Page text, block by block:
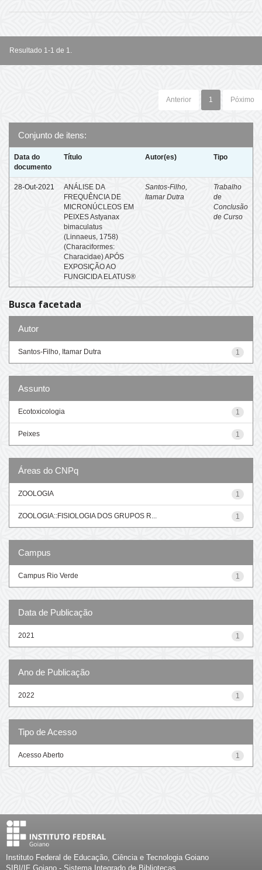
Resultado 1-1 de 1.
Anterior 1 Póximo
Conjunto de itens:
Data do
documento
Título Autor(es) Tipo
28-Out-2021
ANÁLISE DA
FREQUÊNCIA DE
MICRONÚCLEOS EM
PEIXES Astyanax
bimaculatus
(Linnaeus, 1758)
(Characiformes:
Characidae) APÓS
EXPOSIÇÃO AO
FUNGICIDA ELATUS®
Santos-Filho,
Itamar Dutra
Trabalho
de
Conclusão
de Curso
Busca facetada
Autor
1
Santos-Filho, Itamar Dutra
Assunto
1
Ecotoxicologia
1
Peixes
Áreas do CNPq
1
ZOOLOGIA
1
ZOOLOGIA::FISIOLOGIA DOS GRUPOS R...
Campus
1
Campus Rio Verde
Data de Publicação
1
2021
Ano de Publicação
1
2022
Tipo de Acesso
1
Acesso Aberto
Instituto Federal de Educação, Ciência e Tecnologia Goiano
SIBI/IF Goiano - Sistema Integrado de Bibliotecas